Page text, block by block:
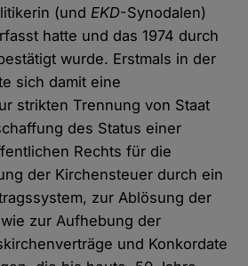
(undEKD-Synodalen)
hatte und das 1974 durch
wurde. Erstmals in der
sich damit eine
strikten Trennung von Staat
des Status einer
Rechts für die
der Kirchensteuer durch ein
zur Ablösung der
zur Aufhebung der
und Konkordate